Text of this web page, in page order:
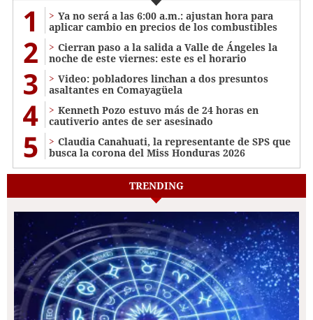
1
Ya no será a las 6:00 a.m.: ajustan hora para
aplicar cambio en precios de los combustibles
2
Cierran paso a la salida a Valle de Ángeles la
noche de este viernes: este es el horario
3
Video: pobladores linchan a dos presuntos
asaltantes en Comayagüela
4
Kenneth Pozo estuvo más de 24 horas en
cautiverio antes de ser asesinado
5
Claudia Canahuati, la representante de SPS que
busca la corona del Miss Honduras 2026
TRENDING